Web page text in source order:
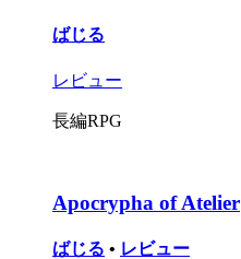
ばじる
レビュー
長編RPG
Apocrypha of Atelier
ばじる • レビュー